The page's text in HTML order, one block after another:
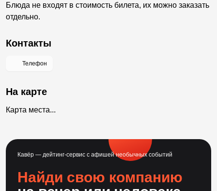
Блюда не входят в стоимость билета, их можно заказать
отдельно.
Контакты
Телефон
На карте
Карта места...
Кавёр — дейтинг-сервис с афишей необычных событий
Найди свою компанию